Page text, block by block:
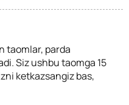
taomlar, parda
Siz ushbu taomga 15
ketkazsangiz bas,